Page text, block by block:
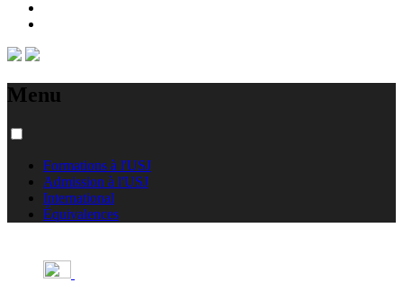
Menu
Formations à l'USJ
Admission à l'USJ
International
Équivalences